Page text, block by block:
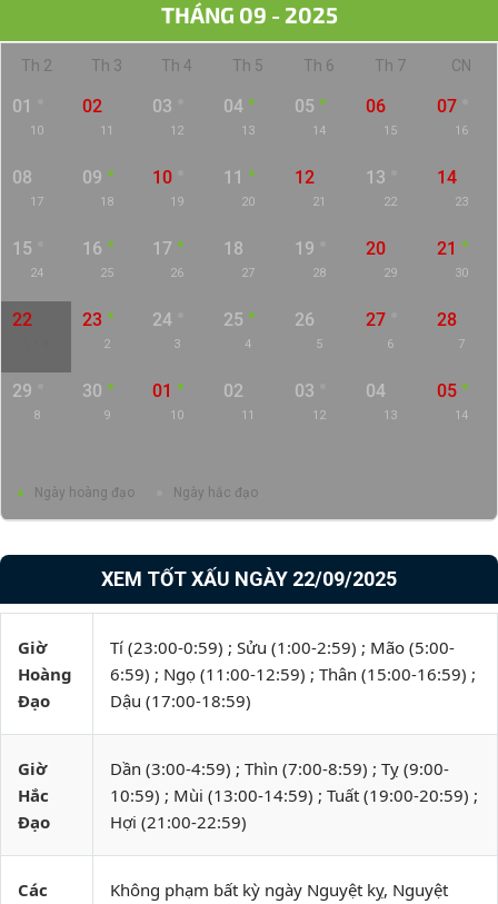
THÁNG 09 - 2025
Th 2 Th 3 Th 4 Th 5 Th 6 Th 7 CN
01
10
02
11
03
12
04
13
05
14
06
15
07
16
08
17
09
18
10
19
11
20
12
21
13
22
14
23
15
24
16
25
17
26
18
27
19
28
20
29
21
30
22 23
2
24
3
25
4
26
5
27
6
28
7
29
8
30
9
01
10
02
11
03
12
04
13
05
14
Ngày hoàng đạo Ngày hắc đạo
XEM TỐT XẤU NGÀY 22/09/2025
Giờ
Hoàng
Đạo
Tí (23:00-0:59) ; Sửu (1:00-2:59) ; Mão (5:00-
6:59) ; Ngọ (11:00-12:59) ; Thân (15:00-16:59) ;
Dậu (17:00-18:59)
Giờ
Hắc
Đạo
Dần (3:00-4:59) ; Thìn (7:00-8:59) ; Tỵ (9:00-
10:59) ; Mùi (13:00-14:59) ; Tuất (19:00-20:59) ;
Hợi (21:00-22:59)
Các
Không phạm bất kỳ ngày Nguyệt kỵ, Nguyệt